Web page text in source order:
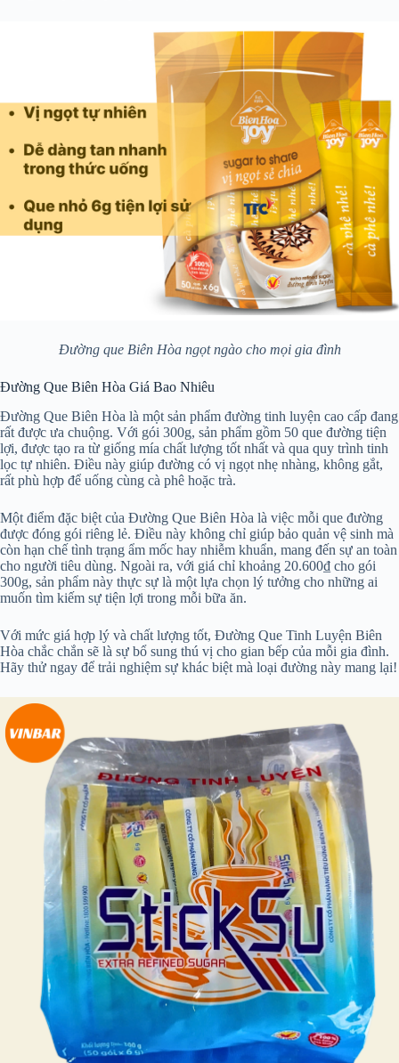
Đường que Biên Hòa ngọt ngào cho mọi gia đình
Đường Que Biên Hòa Giá Bao Nhiêu
Đường Que Biên Hòa là một sản phẩm đường tinh luyện cao cấp đang
rất được ưa chuộng. Với gói 300g, sản phẩm gồm 50 que đường tiện
lợi, được tạo ra từ giống mía chất lượng tốt nhất và qua quy trình tinh
lọc tự nhiên. Điều này giúp đường có vị ngọt nhẹ nhàng, không gắt,
rất phù hợp để uống cùng cà phê hoặc trà.
Một điểm đặc biệt của Đường Que Biên Hòa là việc mỗi que đường
được đóng gói riêng lẻ. Điều này không chỉ giúp bảo quản vệ sinh mà
còn hạn chế tình trạng ẩm mốc hay nhiễm khuẩn, mang đến sự an toàn
cho người tiêu dùng. Ngoài ra, với giá chỉ khoảng 20.600₫ cho gói
300g, sản phẩm này thực sự là một lựa chọn lý tưởng cho những ai
muốn tìm kiếm sự tiện lợi trong mỗi bữa ăn.
Với mức giá hợp lý và chất lượng tốt, Đường Que Tinh Luyện Biên
Hòa chắc chắn sẽ là sự bổ sung thú vị cho gian bếp của mỗi gia đình.
Hãy thử ngay để trải nghiệm sự khác biệt mà loại đường này mang lại!